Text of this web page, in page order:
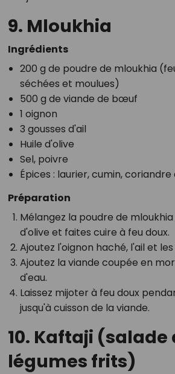
9. Mloukhia
Ingrédients
200 g de poudre de mloukhia
séchées et moulues)
500 g de viande de bœuf
1 oignon
3 gousses d'ail
Huile d'olive
Sel, poivre
Épices : laurier, cumin,
Préparation
Mélangez la poudre de
d'olive et faites cuire à feu doux.
Ajoutez l'oignon haché, l'ail et
Ajoutez la viande coupée en
d'eau.
Laissez mijoter à feu doux
jusqu'à cuisson de la viande.
10. Kaftaji (salade
légumes frits)